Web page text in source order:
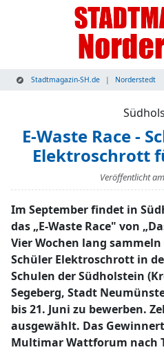
Stadtmagazin-SH.de Norderstedt
E-Waste Race -
Elektroschrott
Veröffentlicht am
Im September findet in
das „E-Waste Race" von
Vier Wochen lang
Schüler Elektroschrott in
Schulen der Südholstein
Segeberg, Stadt
bis 21. Juni zu bewerben.
ausgewählt. Das
Multimar Wattforum nach